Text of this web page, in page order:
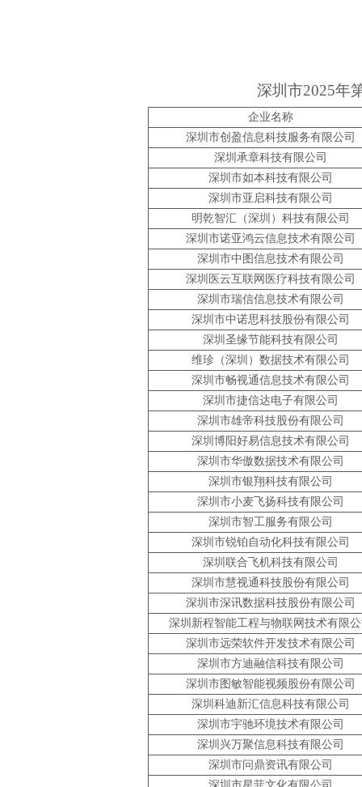
深圳市2025年
企业名称
深圳市创盈信息科技服务有限公司
深圳承章科技有限公司
深圳市如本科技有限公司
深圳市亚启科技有限公司
明乾智汇（深圳）科技有限公司
深圳市诺亚鸿云信息技术有限公司
深圳市中图信息技术有限公司
深圳医云互联网医疗科技有限公司
深圳市瑞信信息技术有限公司
深圳市中诺思科技股份有限公司
深圳圣缘节能科技有限公司
维珍（深圳）数据技术有限公司
深圳市畅视通信息技术有限公司
深圳市捷信达电子有限公司
深圳市雄帝科技股份有限公司
深圳博阳好易信息技术有限公司
深圳市华傲数据技术有限公司
深圳市银翔科技有限公司
深圳市小麦飞扬科技有限公司
深圳市智工服务有限公司
深圳市锐铂自动化科技有限公司
深圳联合飞机科技有限公司
深圳市慧视通科技股份有限公司
深圳市深讯数据科技股份有限公司
深圳新程智能工程与物联网技术有限
深圳市远荣软件开发技术有限公司
深圳市方迪融信科技有限公司
深圳市图敏智能视频股份有限公司
深圳科迪新汇信息科技有限公司
深圳市宇驰环境技术有限公司
深圳兴万聚信息科技有限公司
深圳市问鼎资讯有限公司